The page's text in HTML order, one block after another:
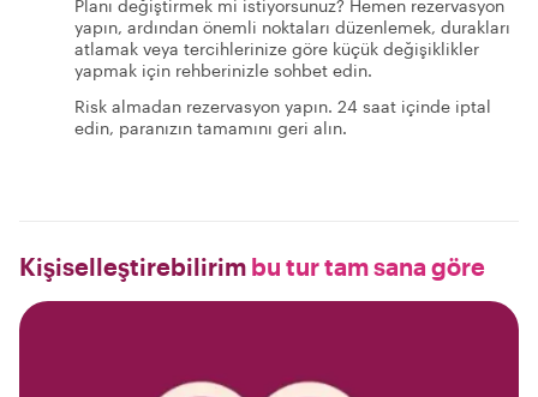
Planı değiştirmek mi istiyorsunuz? Hemen rezervasyon
yapın, ardından önemli noktaları düzenlemek, durakları
atlamak veya tercihlerinize göre küçük değişiklikler
yapmak için rehberinizle sohbet edin.
Risk almadan rezervasyon yapın. 24 saat içinde iptal
edin, paranızın tamamını geri alın.
Kişiselleştirebilirim bu tur tam sana göre